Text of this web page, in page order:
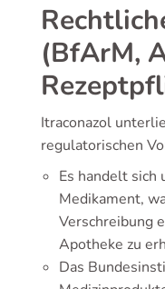
(BfArM,
Itraconazol
regulatorischen
Es handelt sich
Medikament,
Verschreibung
Apotheke zu
Das